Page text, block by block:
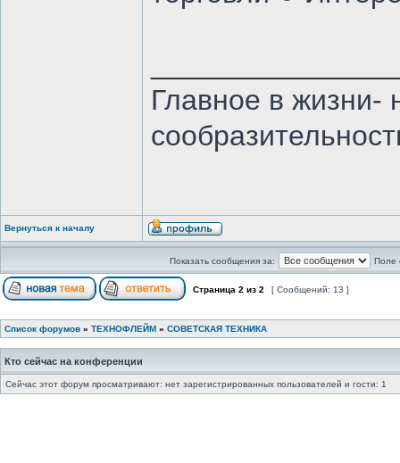
Главное в жизни-
Вернуться к началу
Показать сообщения за: Поле
Страница 2 из 2 [ Сообщений: 13 ]
Список форумов » ТЕХНОФЛЕЙМ » СОВЕТСКАЯ ТЕХНИКА
Кто сейчас на конференции
Сейчас этот форум просматривают: нет зарегистрированных пользователей и гости: 1